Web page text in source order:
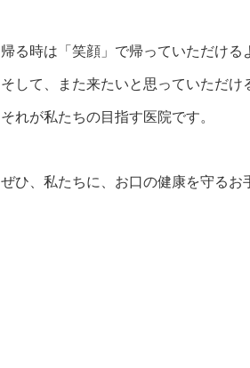
帰る時は「笑顔」で帰っていただける
そして、また来たいと思っていただけ
それが私たちの目指す医院です。
ぜひ、私たちに、お口の健康を守るお
スタッ